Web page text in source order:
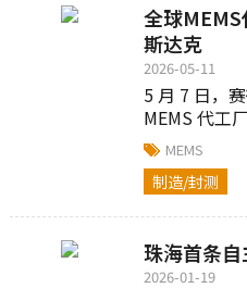
全球
斯达克
2026-05-11
5 月 7 日，
MEMS 代工
尔摩纳斯达
MEMS
制造/封测
珠海首条
2026-01-19